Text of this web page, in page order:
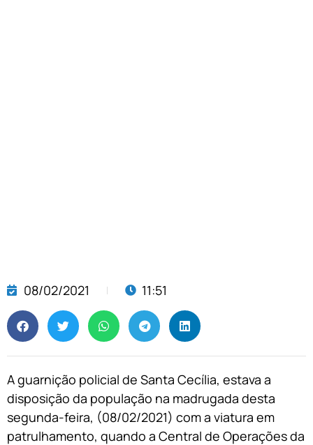
08/02/2021 11:51
A guarnição policial de Santa Cecília, estava a
disposição da população na madrugada desta
segunda-feira, (08/02/2021) com a viatura em
patrulhamento, quando a Central de Operações da